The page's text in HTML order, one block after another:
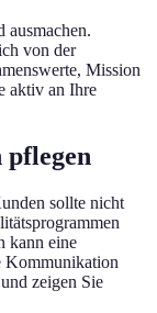
ausmachen.
von der
Mission
aktiv an Ihre
pflegen
sollte nicht
kann eine
Kommunikation
zeigen Sie